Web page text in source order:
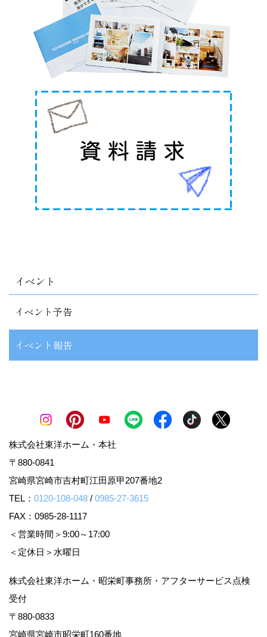
イベント
イベント予告
イベント報告
株式会社東洋ホーム・本社
〒880-0841
宮崎県宮崎市吉村町江田原甲207番地2
TEL： 0120-108-048 / 0985-27-3615
FAX：0985-28-1117
＜営業時間＞9:00～17:00
＜定休日＞水曜日
株式会社東洋ホーム・昭栄町事務所・アフターサービス点検
受付
〒880-0833
宮崎県宮崎市昭栄町160番地